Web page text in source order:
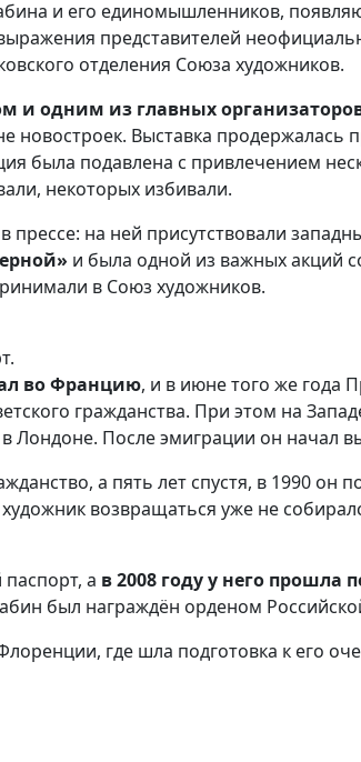
и его единомышленников,
представителей
отделения Союза художников.
и одним из главных
новостроек. Выставка
была подавлена с привлечением
некоторых избивали.
на ней присутствовали
и была одной из важных акций
в Союз художников.
во Францию, и в июне того же года
гражданства. При этом на
Лондоне. После эмиграции он начал
а пять лет спустя, в 1990 он
возвращаться уже не
а в 2008 году у него прошла
был награждён орденом
где шла подготовка к его